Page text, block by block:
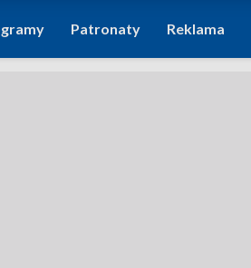
Patronaty Reklama